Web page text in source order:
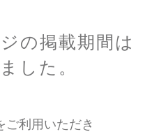
の掲載期間は
した。
ご利用いただき